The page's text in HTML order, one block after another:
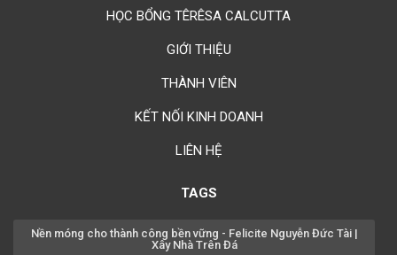
HỌC BỔNG TÊRÊSA CALCUTTA
GIỚI THIỆU
THÀNH VIÊN
KẾT NỐI KINH DOANH
LIÊN HỆ
TAGS
Nền móng cho thành công bền vững - Felicite Nguyễn Đức Tài |
Xây Nhà Trên Đá